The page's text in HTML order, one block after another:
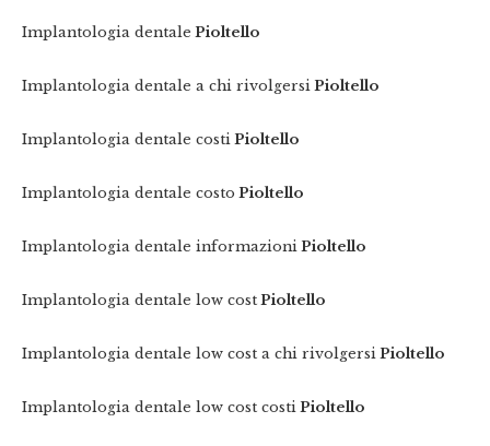
Implantologia dentale Pioltello
Implantologia dentale a chi rivolgersi Pioltello
Implantologia dentale costi Pioltello
Implantologia dentale costo Pioltello
Implantologia dentale informazioni Pioltello
Implantologia dentale low cost Pioltello
Implantologia dentale low cost a chi rivolgersi Pioltello
Implantologia dentale low cost costi Pioltello